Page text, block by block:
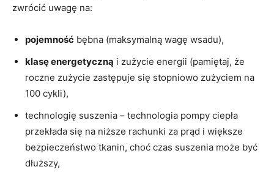
zwrócić uwagę na:
pojemność bębna (maksymalną wagę wsadu),
klasę energetyczną i zużycie energii (pamiętaj, że
roczne zużycie zastępuje się stopniowo zużyciem na
100 cykli),
technologię suszenia – technologia pompy ciepła
przekłada się na niższe rachunki za prąd i większe
bezpieczeństwo tkanin, choć czas suszenia może być
dłuższy,